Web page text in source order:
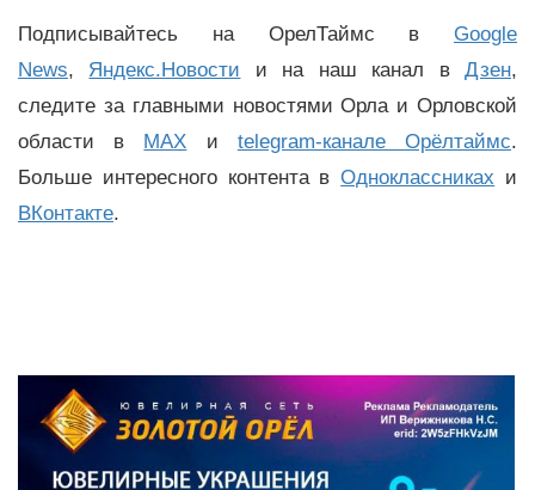
Подписывайтесь на ОрелТаймс в Google
News, Яндекс.Новости и на наш канал вДзен,
следите за главными новостями Орла и Орловской
области в MAX и telegram-канале Орёлтаймс.
Больше интересного контента вОдноклассниках и
ВКонтакте.